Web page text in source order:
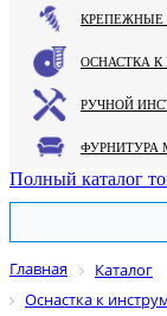
Полный каталог
Главная
Каталог
Оснастка к